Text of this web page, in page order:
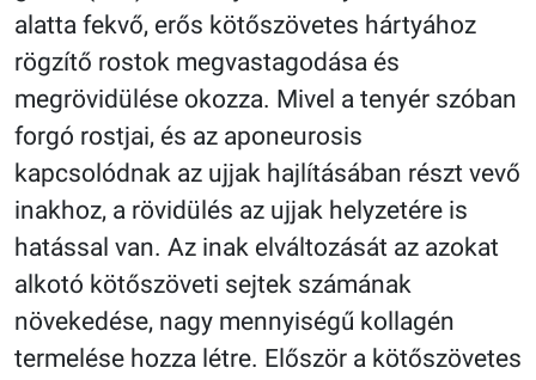
alatta fekvő, erős kötőszövetes hártyához
rögzítő rostok megvastagodása és
megrövidülése okozza. Mivel a tenyér szóban
forgó rostjai, és az aponeurosis
kapcsolódnak az ujjak hajlításában részt vevő
inakhoz, a rövidülés az ujjak helyzetére is
hatással van. Az inak elváltozását az azokat
alkotó kötőszöveti sejtek számának
növekedése, nagy mennyiségű kollagén
termelése hozza létre. Először a kötőszövetes